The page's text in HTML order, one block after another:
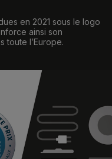
en 2021 sous le logo
ainsi son
toute l’Europe.